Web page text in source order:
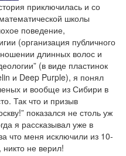
приключилась и со
школы
поведение,
(организация публичного
длинных волос и
(в виде пластинок
и Deep Purple), я понял
и вообще из Сибири в
Так что и призыв
показался не столь уж
я рассказывал уже в
что меня исключили из 10-
никто не верил!